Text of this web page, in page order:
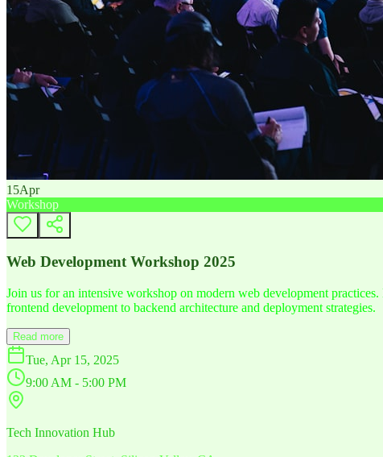
15Apr
Workshop
Web Development Workshop 2025
Join us for an intensive workshop on modern web development
frontend development to backend architecture and deployment strategies.
Read more
Tue, Apr 15, 2025
9:00 AM - 5:00 PM
Tech Innovation Hub